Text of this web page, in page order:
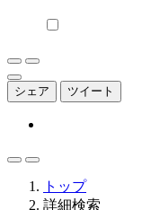
シェア ツイート
トップ
詳細検索